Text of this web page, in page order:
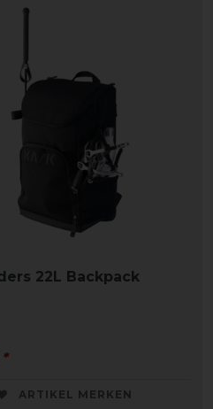
22L Backpack
*
ARTIKEL MERKEN